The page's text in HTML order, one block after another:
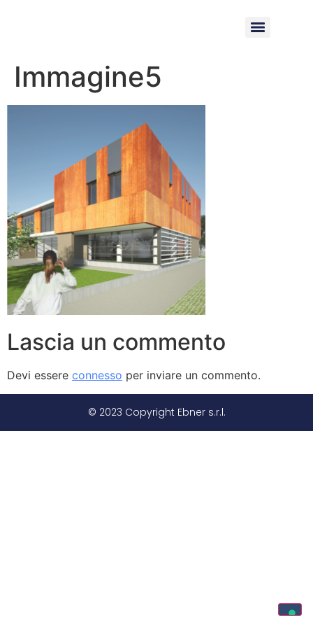
Immagine5
Lascia un commento
Devi essere connesso per inviare un commento.
© 2023 Copyright Ebner s.r.l.